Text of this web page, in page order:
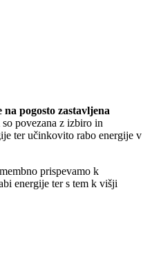
na pogosto zastavljena
so povezana z izbiro in
ter učinkovito rabo energije v
prispevamo k
energije ter s tem k višji